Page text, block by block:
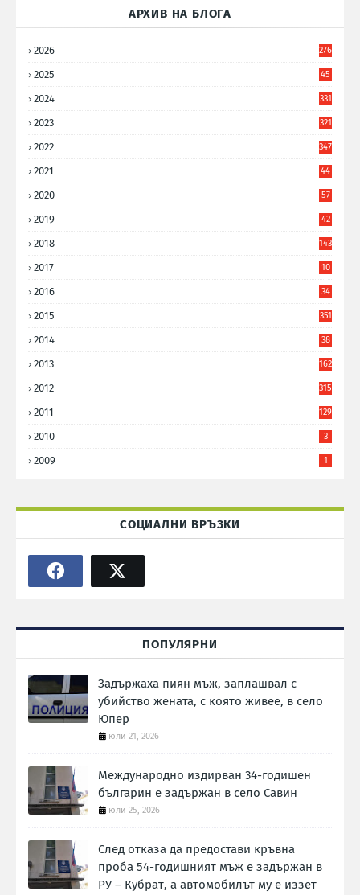
АРХИВ НА БЛОГА
2026 276
2025
45
2024 331
2023 321
2022 347
2021
44
2020
57
2019
42
2018 143
2017
10
2016
34
2015 351
2014
38
2013 162
2012 315
2011 129
2010 3
2009 1
СОЦИАЛНИ ВРЪЗКИ
ПОПУЛЯРНИ
Задържаха пиян мъж, заплашвал с
убийство жената, с която живее, в село
Юпер
юли 21, 2026
Международно издирван 34-годишен
българин е задържан в село Савин
юли 25, 2026
След отказа да предостави кръвна
проба 54-годишният мъж е задържан в
РУ – Кубрат, а автомобилът му е иззет